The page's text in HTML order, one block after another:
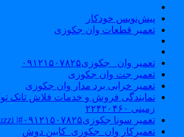
پیش‌نویس خودکار
تعمیر قطعات وان جکوزی
تعمیر وان _جکوزی۰۹۱۲۱۵۰۷۸۲۵
تعمیر جت وان جکوزی
تعمیر خرابی برد مدار وان جکوزی
نمایندگی فروش و خدمات فلاش تانک
زمینی ۲۲۴۲۰۴۶۰
تعمیر سونا جکوزی۰۹۱۲۱۵۰۷۸۲۵#| Sauna | Jacuzzi
تعمیرکار وان_جکوزی_کابین دوش